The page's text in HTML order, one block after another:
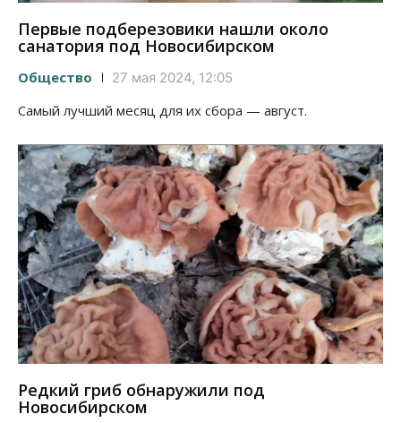
Первые подберезовики нашли около
санатория под Новосибирском
Общество 27 мая 2024, 12:05
Самый лучший месяц для их сбора — август.
Редкий гриб обнаружили под
Новосибирском